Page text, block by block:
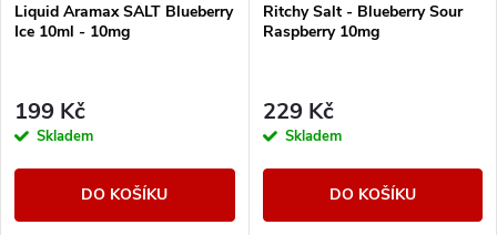
Liquid Aramax SALT Blueberry
Ice 10ml - 10mg
199 Kč
Skladem
DO KOŠÍKU
Ritchy Salt - Blueberry Sour
Raspberry 10mg
229 Kč
Skladem
DO KOŠÍKU